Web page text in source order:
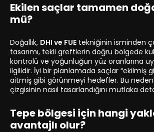
Ekilen saçlar tamamen
mü?
Doğallık, DHI ve FUE tekniğinin isminden
tasarımı, tekli greftlerin doğru bölgede
kontrolü ve yoğunluğun yüz oranlarına
ilgilidir. İyi bir planlamada saçlar “ekilmiş
aitmiş gibi görünmeyi hedefler. Bu
çizgisinin nasıl tasarlandığını mutlaka
Tepe bölgesi için hangi
avantajlı olur?